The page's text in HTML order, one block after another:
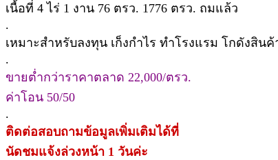
เนื้อที่ 4 ไร่ 1 งาน 76 ตรว. 1776 ตรว. ถมแล้ว
.
เหมาะสำหรับลงทุน เก็งกำไร ทำโรงแรม โกดังสิ
.
ขายต่ำกว่าราคาตลาด 22,000/ตรว.
ค่าโอน 50/50
.
ติดต่อสอบถามข้อมูลเพิ่มเติมได้ที่
นัดชมแจ้งล่วงหน้า 1 วันค่ะ